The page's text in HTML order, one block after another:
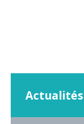
Actualités